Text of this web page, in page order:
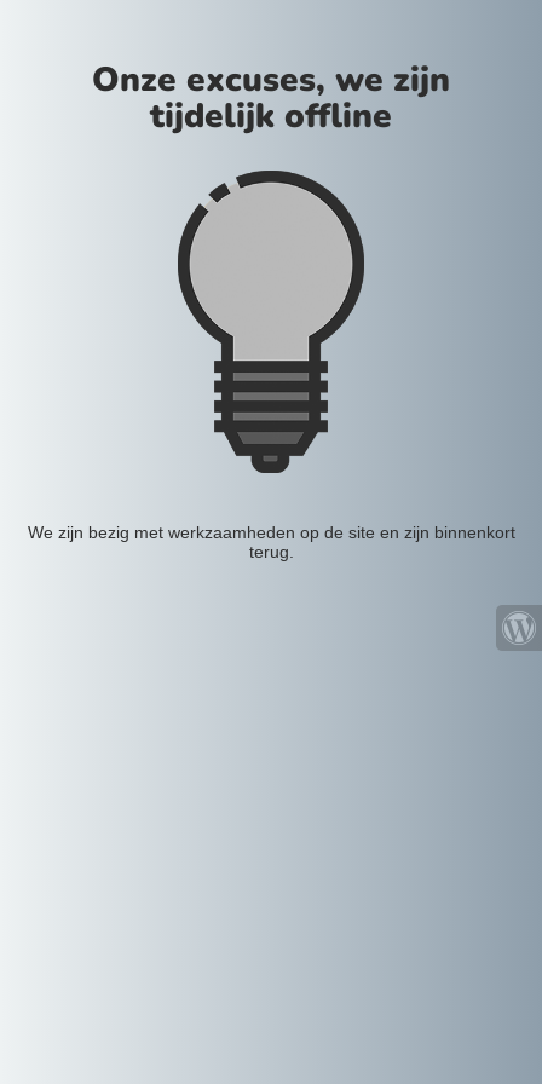
Onze excuses, we zijn
tijdelijk offline
We zijn bezig met werkzaamheden op de site en zijn binnenkort
terug.